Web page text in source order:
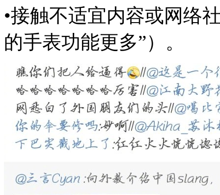
•接触不适宜内容或网络
的手表功能更多”）。